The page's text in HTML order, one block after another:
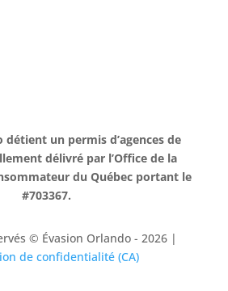
détient un permis d’agences de
délivré par l’Office de la
du Québec portant le
#703367.
© Évasion Orlando - 2026 |
de confidentialité (CA)